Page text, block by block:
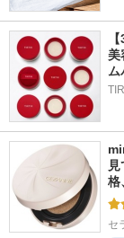
美
ム
格
セ